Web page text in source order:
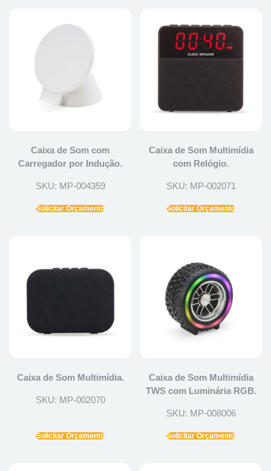
Caixa de Som com
Carregador por Indução.
SKU: MP-004359
Solicitar Orçamento
Caixa de Som Multimídia
com Relógio.
SKU: MP-002071
Solicitar Orçamento
Caixa de Som Multimídia.
SKU: MP-002070
Solicitar Orçamento
Caixa de Som Multimídia
TWS com Luminária RGB.
SKU: MP-008006
Solicitar Orçamento